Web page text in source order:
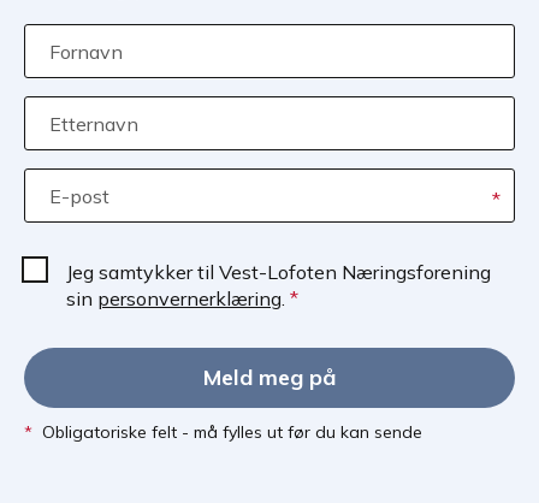
Fornavn
Etternavn
E-post *
Jeg samtykker til Vest-Lofoten Næringsforening
sin personvernerklæring. *
Meld meg på
* Obligatoriske felt - må fylles ut før du kan sende